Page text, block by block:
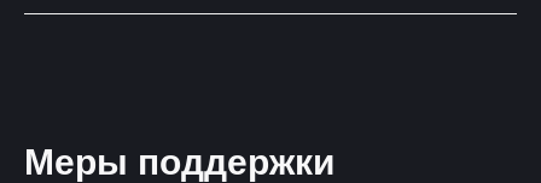
Меры поддержки